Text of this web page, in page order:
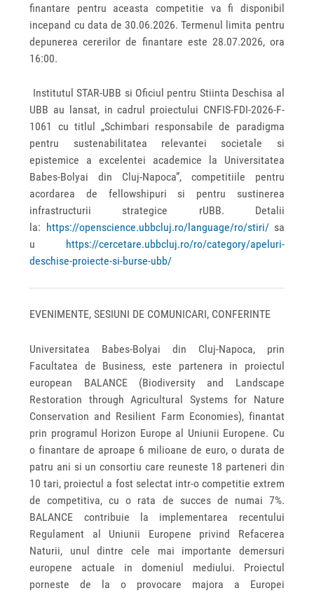
finantare pentru aceasta competitie va fi disponibil
incepand cu data de 30.06.2026. Termenul limita pentru
depunerea cererilor de finantare este 28.07.2026, ora
16:00.
Institutul STAR-UBB si Oficiul pentru Stiinta Deschisa al
UBB au lansat, in cadrul proiectului CNFIS-FDI-2026-F-
1061 cu titlul „Schimbari responsabile de paradigma
pentru sustenabilitatea relevantei societale si
epistemice a excelentei academice la Universitatea
Babes-Bolyai din Cluj-Napoca”, competitiile pentru
acordarea de fellowshipuri si pentru sustinerea
infrastructurii strategice rUBB. Detalii
la: https://openscience.ubbcluj.ro/language/ro/stiri/sa
u https://cercetare.ubbcluj.ro/ro/category/apeluri-
deschise-proiecte-si-burse-ubb/
EVENIMENTE, SESIUNI DE COMUNICARI, CONFERINTE
Universitatea Babes-Bolyai din Cluj-Napoca, prin
Facultatea de Business, este partenera in proiectul
european BALANCE (Biodiversity and Landscape
Restoration through Agricultural Systems for Nature
Conservation and Resilient Farm Economies), finantat
prin programul Horizon Europe al Uniunii Europene. Cu
o finantare de aproape 6 milioane de euro, o durata de
patru ani si un consortiu care reuneste 18 parteneri din
10 tari, proiectul a fost selectat intr-o competitie extrem
de competitiva, cu o rata de succes de numai 7%.
BALANCE contribuie la implementarea recentului
Regulament al Uniunii Europene privind Refacerea
Naturii, unul dintre cele mai importante demersuri
europene actuale in domeniul mediului. Proiectul
porneste de la o provocare majora a Europei